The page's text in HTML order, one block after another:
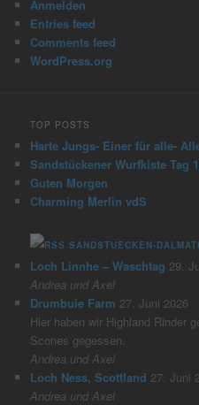
Anmelden
Entries feed
Comments feed
WordPress.org
TOP POSTS
Harte Jungs- Einer für alle-
Sandstückener Wurfkiste Tag
Guten Morgen
Charming Merlin vdS
SANDSTUECKEN-
Loch Linnhe – Waschtag 29.
Andrea und Axel
Drumbuie Farm 27. Juni 2026
Hier haben wir Highland Rinder
Scones gegessen.
Andrea und Axel
Loch Ness, Scottland 27. Juni
Andrea und Axel